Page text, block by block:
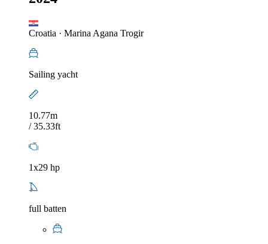
Croatia · Marina Agana Trogir
Sailing yacht
10.77m
/ 35.33ft
1x29 hp
full batten